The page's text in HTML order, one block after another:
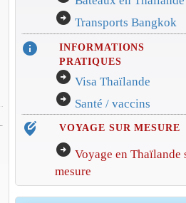
arrow_circle_right Transports Bangkok
info
INFORMATIONS
PRATIQUES
arrow_circle_right Visa Thaïlande
arrow_circle_right Santé / vaccins
edit_location_alt VOYAGE SUR MESURE
arrow_circle_right Voyage en Thaïlande
mesure